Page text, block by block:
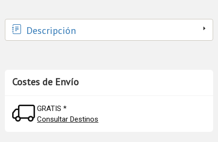
Costes de Envío
GRATIS *
Consultar Destinos
Descripción